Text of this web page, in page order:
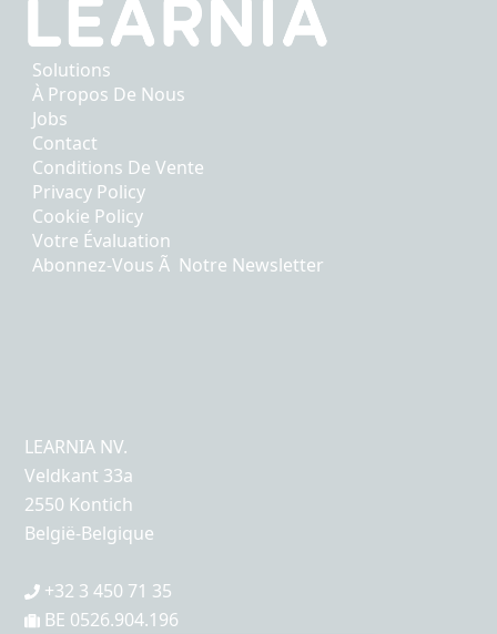
Solutions
À Propos De Nous
Jobs
Contact
Conditions De Vente
Privacy Policy
Cookie Policy
Votre Évaluation
Abonnez-Vous Ã Notre Newsletter
LEARNIA NV.
Veldkant 33a
2550 Kontich
België-Belgique
+32 3 450 71 35
BE 0526.904.196